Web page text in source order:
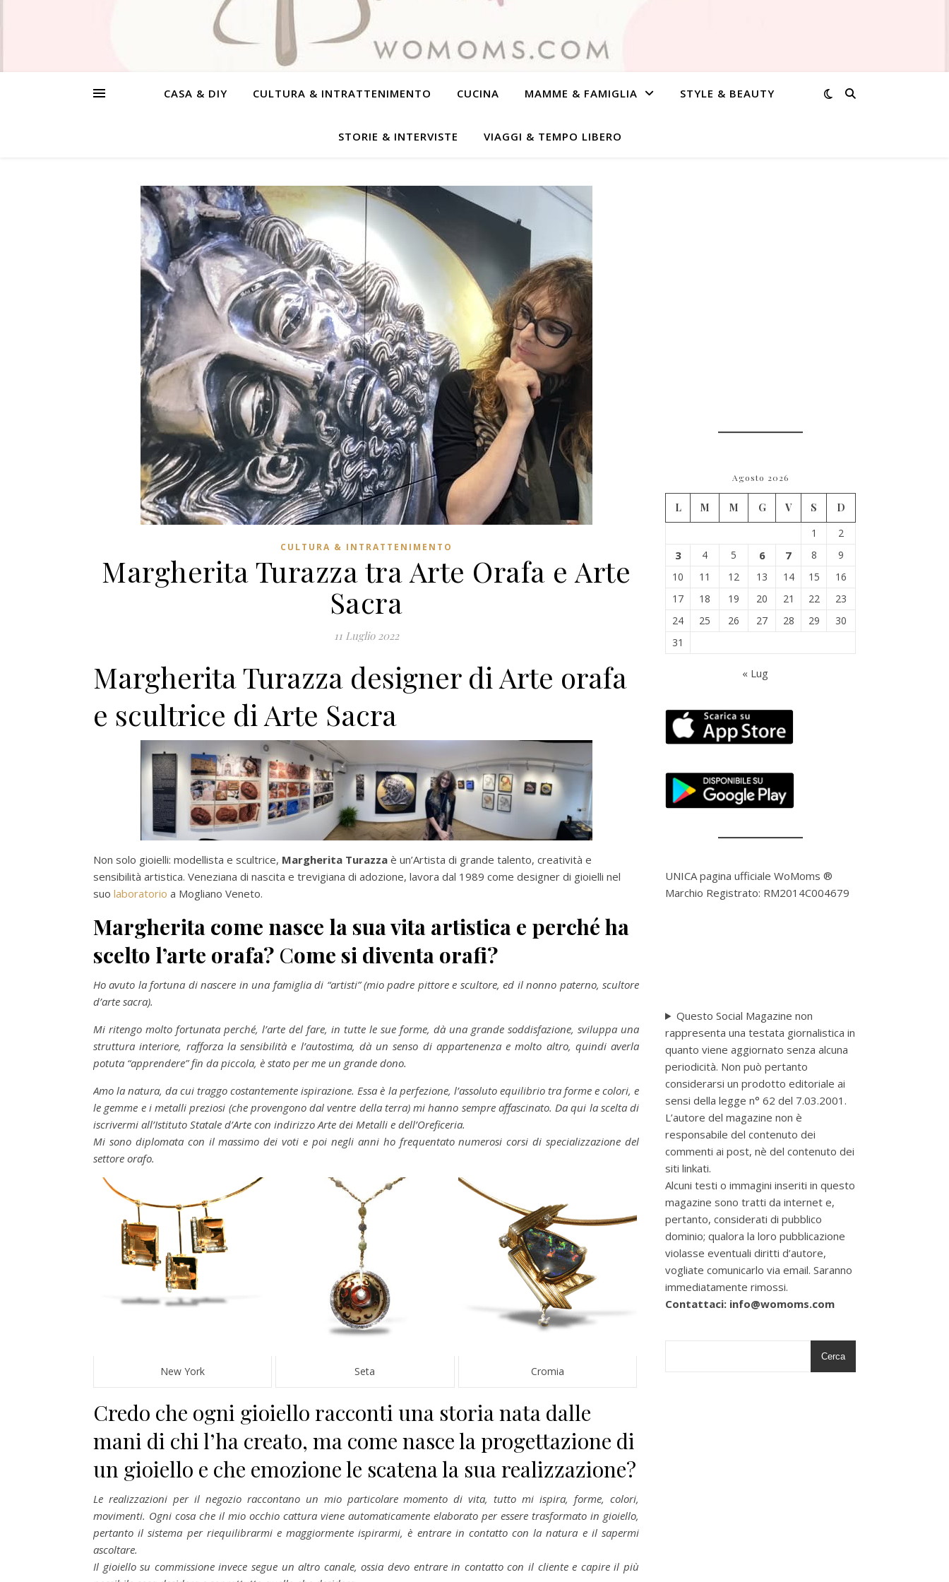
CASA & DIY CULTURA & INTRATTENIMENTO CUCINA MAMME & FAMIGLIA STYLE & BEAUTY
STORIE & INTERVISTE VIAGGI & TEMPO LIBERO
CULTURA & INTRATTENIMENTO
Margherita Turazza tra Arte Orafa e Arte
Sacra
11 Luglio 2022
Margherita Turazza designer di Arte orafa
e scultrice di Arte Sacra
Non solo gioielli: modellista e scultrice, Margherita Turazza è un’Artista di grande talento, creatività e
sensibilità artistica. Veneziana di nascita e trevigiana di adozione, lavora dal 1989 come designer di gioielli nel
suo laboratorio a Mogliano Veneto.
Margherita come nasce la sua vita artistica e perché ha
scelto l’arte orafa? Come si diventa orafi?
Ho avuto la fortuna di nascere in una famiglia di “artisti” (mio padre pittore e scultore, ed il nonno paterno, scultore
d’arte sacra).
Mi ritengo molto fortunata perché, l’arte del fare, in tutte le sue forme, dà una grande soddisfazione, sviluppa una
struttura interiore, rafforza la sensibilità e l’autostima, dà un senso di appartenenza e molto altro, quindi averla
potuta “apprendere” fin da piccola, è stato per me un grande dono.
Amo la natura, da cui traggo costantemente ispirazione. Essa è la perfezione, l’assoluto equilibrio tra forme e colori, e
le gemme e i metalli preziosi (che provengono dal ventre della terra) mi hanno sempre affascinato. Da qui la scelta di
iscrivermi all’Istituto Statale d’Arte con indirizzo Arte dei Metalli e dell’Oreficeria.
Mi sono diplomata con il massimo dei voti e poi negli anni ho frequentato numerosi corsi di specializzazione del
settore orafo.
New York Seta Cromia
Credo che ogni gioiello racconti una storia nata dalle
mani di chi l’ha creato, ma come nasce la progettazione di
un gioiello e che emozione le scatena la sua realizzazione?
Le realizzazioni per il negozio raccontano un mio particolare momento di vita, tutto mi ispira, forme, colori,
movimenti. Ogni cosa che il mio occhio cattura viene automaticamente elaborato per essere trasformato in gioiello,
pertanto il sistema per riequilibrarmi e maggiormente ispirarmi, è entrare in contatto con la natura e il sapermi
ascoltare.
Il gioiello su commissione invece segue un altro canale, ossia devo entrare in contatto con il cliente e capire il più
Agosto 2026
L M M G V S
D
1
2
3 4 5 6 7 8
9
10
11 12 13 14 15
16
17
18 19 20 21 22
23
24
25 26 27 28 29
30
31
« Lug
UNICA pagina ufficiale WoMoms ®
Marchio Registrato: RM2014C004679
Questo Social Magazine non
rappresenta una testata giornalistica in
quanto viene aggiornato senza alcuna
periodicità. Non può pertanto
considerarsi un prodotto editoriale ai
sensi della legge n° 62 del 7.03.2001.
L’autore del magazine non è
responsabile del contenuto dei
commenti ai post, nè del contenuto dei
siti linkati.
Alcuni testi o immagini inseriti in questo
magazine sono tratti da internet e,
pertanto, considerati di pubblico
dominio; qualora la loro pubblicazione
violasse eventuali diritti d’autore,
vogliate comunicarlo via email. Saranno
immediatamente rimossi.
Contattaci: info@womoms.com
Cerca